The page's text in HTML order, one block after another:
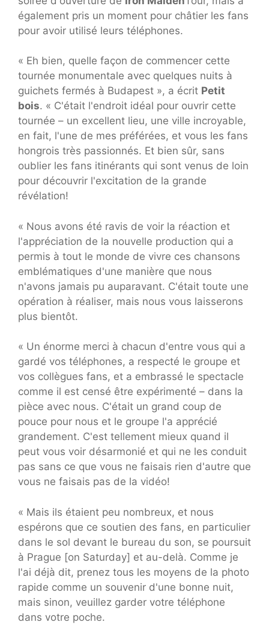
également pris un moment pour châtier les fans
pour avoir utilisé leurs téléphones.
« Eh bien, quelle façon de commencer cette
tournée monumentale avec quelques nuits à
guichets fermés à Budapest », a écrit Petit
bois. « C'était l'endroit idéal pour ouvrir cette
tournée – un excellent lieu, une ville incroyable,
en fait, l'une de mes préférées, et vous les fans
hongrois très passionnés. Et bien sûr, sans
oublier les fans itinérants qui sont venus de loin
pour découvrir l'excitation de la grande
révélation!
« Nous avons été ravis de voir la réaction et
l'appréciation de la nouvelle production qui a
permis à tout le monde de vivre ces chansons
emblématiques d'une manière que nous
n'avons jamais pu auparavant. C'était toute une
opération à réaliser, mais nous vous laisserons
plus bientôt.
« Un énorme merci à chacun d'entre vous qui a
gardé vos téléphones, a respecté le groupe et
vos collègues fans, et a embrassé le spectacle
comme il est censé être expérimenté – dans la
pièce avec nous. C'était un grand coup de
pouce pour nous et le groupe l'a apprécié
grandement. C'est tellement mieux quand il
peut vous voir désarmonié et qui ne les conduit
pas sans ce que vous ne faisais rien d'autre que
vous ne faisais pas de la vidéo!
« Mais ils étaient peu nombreux, et nous
espérons que ce soutien des fans, en particulier
dans le sol devant le bureau du son, se poursuit
à Prague [on Saturday] et au-delà. Comme je
l'ai déjà dit, prenez tous les moyens de la photo
rapide comme un souvenir d'une bonne nuit,
mais sinon, veuillez garder votre téléphone
dans votre poche.